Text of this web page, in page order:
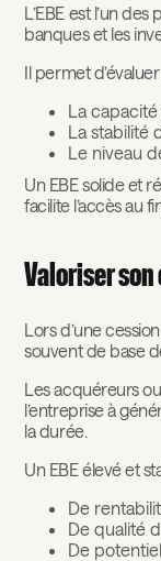
L’EBE est l’un
banques et les
Il permet d’évaluer
La
La stabilité
Le niveau
Un EBE solide et
facilite l’accès au
Valoriser
Lors d’une
souvent de base
Les acquéreurs
l’entreprise à
la durée.
Un EBE élevé et
De
De qualité
De